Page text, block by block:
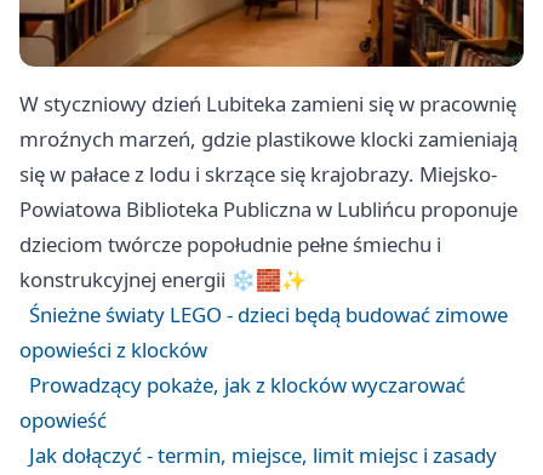
W styczniowy dzień Lubiteka zamieni się w pracownię
mroźnych marzeń, gdzie plastikowe klocki zamieniają
się w pałace z lodu i skrzące się krajobrazy. Miejsko-
Powiatowa Biblioteka Publiczna w Lublińcu proponuje
dzieciom twórcze popołudnie pełne śmiechu i
konstrukcyjnej energii ❄️🧱✨
Śnieżne światy LEGO - dzieci będą budować zimowe
opowieści z klocków
Prowadzący pokaże, jak z klocków wyczarować
opowieść
Jak dołączyć - termin, miejsce, limit miejsc i zasady